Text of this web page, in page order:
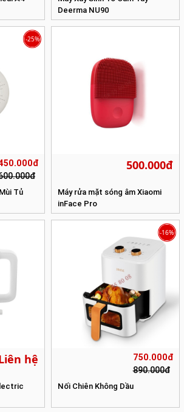
Deerma NU90
-25%
Tủ
500.000đ
Máy rửa mặt sóng âm Xiaomi
inFace Pro
hệ
750.000đ
890.000đ
-16%
Nối Chiên Không Dầu